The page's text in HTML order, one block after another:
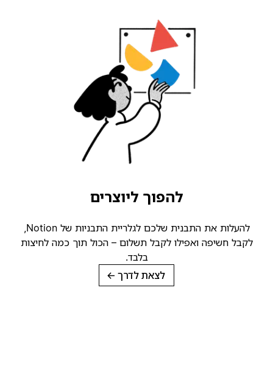
להפוך ליוצרים
להעלות את התבנית שלכם לגלריית התבניות של Notion,
לקבל חשיפה ואפילו לקבל תשלום – הכול תוך כמה לחיצות
בלבד.
לצאת לדרך→